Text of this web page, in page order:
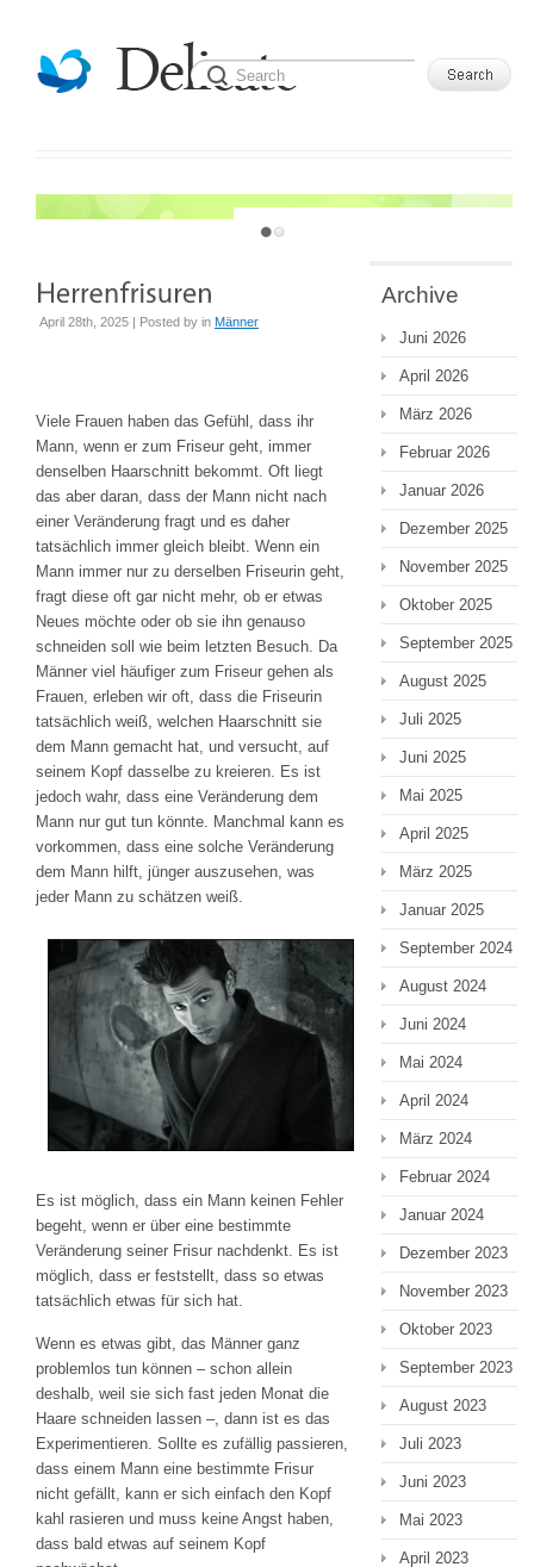
JUST ANOTHER WORDPRESS SITE
April 28th, 2025 | Posted by in Männer
Viele Frauen haben das Gefühl, dass ihr
Mann, wenn er zum Friseur geht, immer
denselben Haarschnitt bekommt. Oft liegt
das aber daran, dass der Mann nicht nach
einer Veränderung fragt und es daher
tatsächlich immer gleich bleibt. Wenn ein
Mann immer nur zu derselben Friseurin geht,
fragt diese oft gar nicht mehr, ob er etwas
Neues möchte oder ob sie ihn genauso
schneiden soll wie beim letzten Besuch. Da
Männer viel häufiger zum Friseur gehen als
Frauen, erleben wir oft, dass die Friseurin
tatsächlich weiß, welchen Haarschnitt sie
dem Mann gemacht hat, und versucht, auf
seinem Kopf dasselbe zu kreieren. Es ist
jedoch wahr, dass eine Veränderung dem
Mann nur gut tun könnte. Manchmal kann es
vorkommen, dass eine solche Veränderung
dem Mann hilft, jünger auszusehen, was
jeder Mann zu schätzen weiß.
Es ist möglich, dass ein Mann keinen Fehler
begeht, wenn er über eine bestimmte
Veränderung seiner Frisur nachdenkt. Es ist
möglich, dass er feststellt, dass so etwas
tatsächlich etwas für sich hat.
Wenn es etwas gibt, das Männer ganz
problemlos tun können – schon allein
deshalb, weil sie sich fast jeden Monat die
Haare schneiden lassen –, dann ist es das
Experimentieren. Sollte es zufällig passieren,
dass einem Mann eine bestimmte Frisur
nicht gefällt, kann er sich einfach den Kopf
kahl rasieren und muss keine Angst haben,
dass bald etwas auf seinem Kopf
Archive
Juni 2026
April 2026
März 2026
Februar 2026
Januar 2026
Dezember 2025
November 2025
Oktober 2025
September 2025
August 2025
Juli 2025
Juni 2025
Mai 2025
April 2025
März 2025
Januar 2025
September 2024
August 2024
Juni 2024
Mai 2024
April 2024
März 2024
Februar 2024
Januar 2024
Dezember 2023
November 2023
Oktober 2023
September 2023
August 2023
Juli 2023
Juni 2023
Mai 2023
April 2023